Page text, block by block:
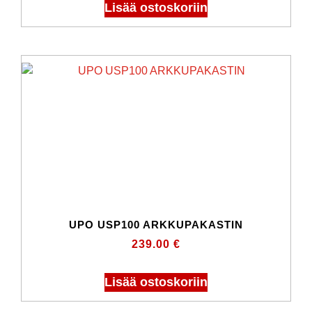
Lisää ostoskoriin
UPO USP100 ARKKUPAKASTIN
239.00 €
Lisää ostoskoriin